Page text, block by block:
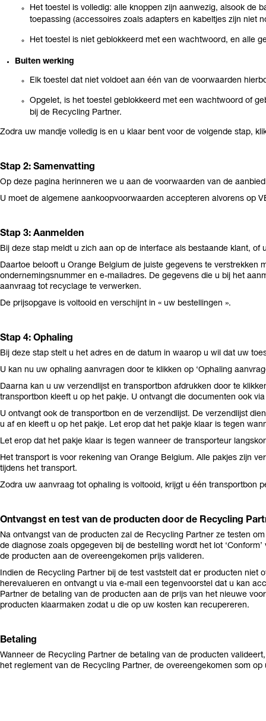
Het toestel is volledig: alle knoppen zijn aanwezig, alsook de
toepassing (accessoires zoals adapters en kabeltjes zijn niet
Het toestel is niet geblokkeerd met een wachtwoord, en alle
Buiten werking
Elk toestel dat niet voldoet aan één van de voorwaarden
Opgelet, is het toestel geblokkeerd met een wachtwoord of
bij de Recycling Partner.
Zodra uw mandje volledig is en u klaar bent voor de volgende stap, klik
Stap 2: Samenvatting
Op deze pagina herinneren we u aan de voorwaarden van de
U moet de algemene aankoopvoorwaarden accepteren alvorens op
Stap 3: Aanmelden
Bij deze stap meldt u zich aan op de interface als bestaande klant,
Daartoe belooft u Orange Belgium de juiste gegevens te
ondernemingsnummer en e-mailadres. De gegevens die u bij het
aanvraag tot recyclage te verwerken.
De prijsopgave is voltooid en verschijnt in « uw bestellingen ».
Stap 4: Ophaling
Bij deze stap stelt u het adres en de datum in waarop u wil dat uw
U kan nu uw ophaling aanvragen door te klikken op ‘Ophaling
Daarna kan u uw verzendlijst en transportbon afdrukken door te
transportbon kleeft u op het pakje. U ontvangt die documenten ook
U ontvangt ook de transportbon en de verzendlijst. De verzendlijst
u af en kleeft u op het pakje. Let erop dat het pakje klaar is tegen
Let erop dat het pakje klaar is tegen wanneer de transporteur
Het transport is voor rekening van Orange Belgium. Alle pakjes zijn
tijdens het transport.
Zodra uw aanvraag tot ophaling is voltooid, krijgt u één transportbon
Ontvangst en test van de producten door de Recycling
Na ontvangst van de producten zal de Recycling Partner ze testen
de diagnose zoals opgegeven bij de bestelling wordt het lot
de producten aan de overeengekomen prijs valideren.
Indien de Recycling Partner bij de test vaststelt dat er producten
herevalueren en ontvangt u via e-mail een tegenvoorstel dat u kan
Partner de betaling van de producten aan de prijs van het nieuwe
producten klaarmaken zodat u die op uw kosten kan recupereren.
Betaling
Wanneer de Recycling Partner de betaling van de producten
het reglement van de Recycling Partner, de overeengekomen som